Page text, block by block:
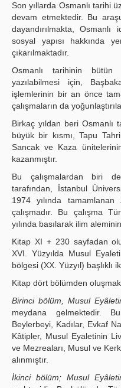
Son yıllarda Osmanlı tarihi
devam etmektedir. Bu
dayandırılmakta,
sosyal yapısı hakkında
çıkarılmaktadır.
Osmanlı tarihinin
yazılabilmesi için,
işlemlerinin bir an önce
çalışmaların da
Birkaç yıldan beri Osmanlı
büyük bir kısmı, Tapu
Sancak ve Kaza
kazanmıştır.
Bu çalışmalardan biri
tarafından, İstanbul
1974 yılında tamamlanan
çalışmadır. Bu çalışma
yılında basılarak ilim
Kitap XI + 230 sayfadan
XVI. Yüzyılda Musul
bölgesi (XX. Yüzyıl) başlıklı
Kitap dört bölümden
Birinci bölüm, Musul
meydana gelmektedir.
Beylerbeyi, Kadılar, Evkaf
Kâtipler, Musul Eyaletinin
ve Mezreaları, Musul ve
alınmıştır.
İkinci bölüm; Musul